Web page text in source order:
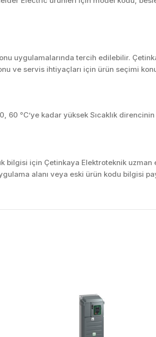
uygulamalarında tercih edilebilir.
ve servis ihtiyaçları için ürün seçimi
°C’ye kadar yüksek Sıcaklık
için Çetinkaya Elektroteknik
alanı veya eski ürün kodu bilgisi